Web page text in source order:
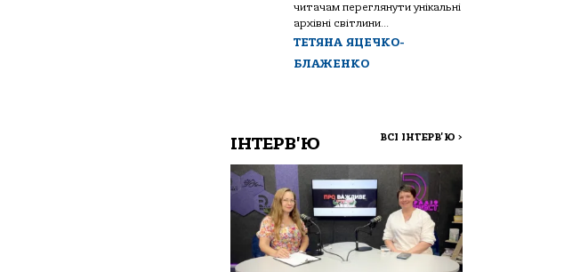
читачам переглянути унікальні
архівні світлини...
ТЕТЯНА ЯЦЕЧКО-
БЛАЖЕНКО
ІНТЕРВ'Ю ВСІ ІНТЕРВ'Ю >